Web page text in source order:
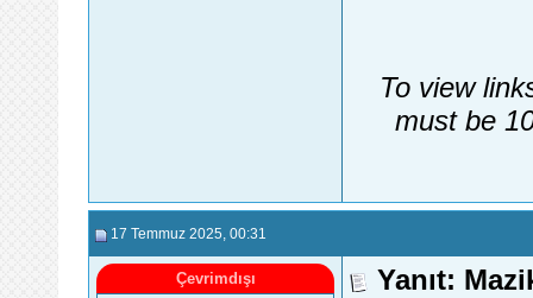
To view
must be
17 Temmuz 2025 , 00:31
Çevrimdışı
Yanıt: